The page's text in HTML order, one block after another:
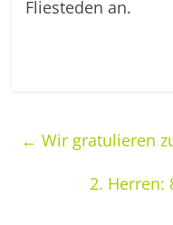
Fliesteden an.
← Wir gratulieren
2. Herren: